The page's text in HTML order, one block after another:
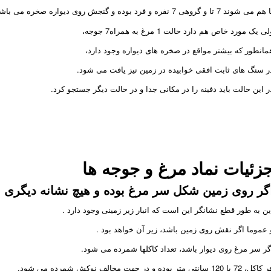
می شوند 7 تا و گروهی 7 نفره و فرد بوده و گنجش روی دیواره صخره می باشد.
یک مورد خاص هم دارد حالت 1 مرغ به همراه7 جوجه،
که بیشتر مواقع در صخره های دیواره وجود دارد،
سنگ های ثابت افقی خوابیده در زمین نیز یافت می شود.
این حالت باید دفینه را در مکانی جدا و در حالت دیگر جستجو کرد.
نماد مرغ و جوجه ها
روی زمین شکل سر مرغ بوده و هیچ نشانه دیگری
به طور قطع نشانگر این است که انبار زیر زمینی وجود دارد .
عموما اگر نقش روی زمین باشد، زیر آن خواهد بود .
سر مرغ روی دیوار باشد، تعداد کاکلها شمرده می شود.
72 یا 120 سانتی متر بوده و در جهت مخالف نوکش شمرده می شود.